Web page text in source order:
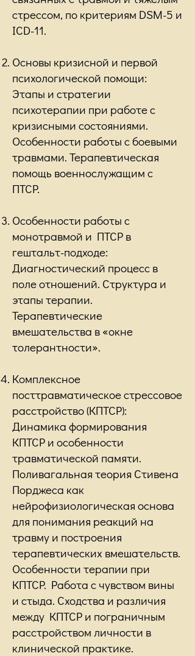
стрессом, по критериям DSM-5 и
ICD-11.
Основы кризисной и первой
психологической помощи:
Этапы и стратегии
психотерапии при работе с
кризисными состояниями.
Особенности работы с боевыми
травмами. Терапевтическая
помощь военнослужащим с
ПТСР.
Особенности работы с
монотравмой и ПТСР в
гештальт-подходе:
Диагностический процесс в
поле отношений. Структура и
этапы терапии.
Терапевтические
вмешательства в «окне
толерантности».
Комплексное
посттравматическое стрессовое
расстройство (КПТСР):
Динамика формирования
КПТСР и особенности
травматической памяти.
Поливагальная теория Стивена
Порджеса как
нейрофизиологическая основа
для понимания реакций на
травму и построения
терапевтических вмешательств.
Особенности терапии при
КПТСР. Работа с чувством вины
и стыда. Сходства и различия
между КПТСР и пограничным
расстройством личности в
клинической практике.